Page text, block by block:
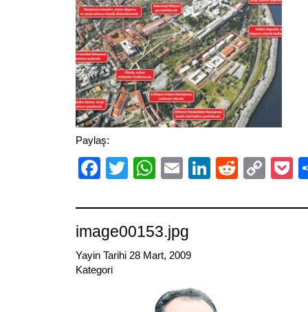
Paylaş:
Facebook
TwitterWhatsApp
EmailLinkedIn
Reddit
image00153.jpg
Yayin Tarihi 28 Mart, 2009
Kategori